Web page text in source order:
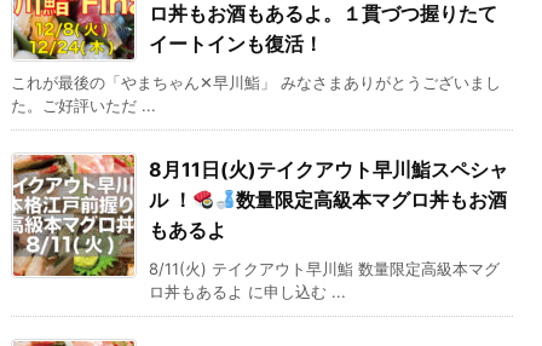
ロ丼もお酒もあるよ。１貫づつ握りたて
イートインも復活！
これが最後の「やまちゃん✕早川鮨」 みなさまありがとうございまし
た。ご好評いただ ...
8月11日(火)テイクアウト早川鮨スペシャ
ル ！
数量限定高級本マグロ丼もお酒
もあるよ
8/11(火) テイクアウト早川鮨 数量限定高級本マグ
ロ丼もあるよ に申し込む ...